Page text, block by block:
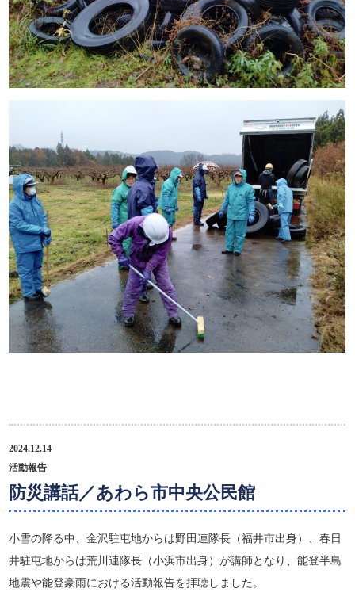
2024.12.14
活動報告
防災講話／あわら市中央公民館
小雪の降る中、金沢駐屯地からは野田連隊長（福井市出身）、春日
井駐屯地からは荒川連隊長（小浜市出身）が講師となり、能登半島
地震や能登豪雨における活動報告を拝聴しました。